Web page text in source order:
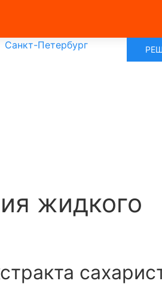
Санкт-Петербург
жидкого